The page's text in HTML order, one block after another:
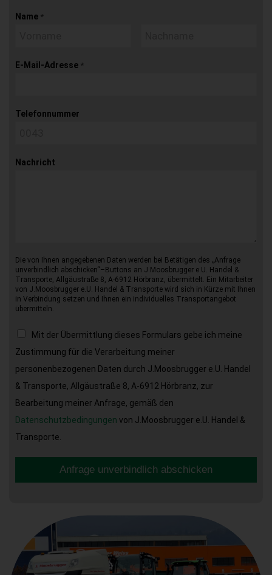
Name *
E-Mail-Adresse *
Telefonnummer
Nachricht
Die von Ihnen angegebenen Daten werden bei Betätigen des „Anfrage
unverbindlich abschicken“–Buttons an J.Moosbrugger e.U. Handel &
Transporte, Allgäustraße 8, A-6912 Hörbranz, übermittelt. Ein Mitarbeiter
von J.Moosbrugger e.U. Handel & Transporte wird sich in Kürze mit Ihnen
in Verbindung setzen und Ihnen ein individuelles Transportangebot
übermitteln.
Mit der Übermittlung dieses Formulars gebe ich meine
Zustimmung für die Verarbeitung meiner
personenbezogenen Daten durch J.Moosbrugger e.U. Handel
& Transporte, Allgäustraße 8, A-6912 Hörbranz, zur
Bearbeitung meiner Anfrage, gemäß den
Datenschutzbedingungen von J.Moosbrugger e.U. Handel &
Transporte.
Anfrage unverbindlich abschicken